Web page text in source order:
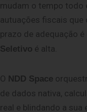
mudam o tempo todo
autuações fiscais que
prazo de adequação
Seletivo é alta.
O NDD Space
de dados nativa,
real e blindando a